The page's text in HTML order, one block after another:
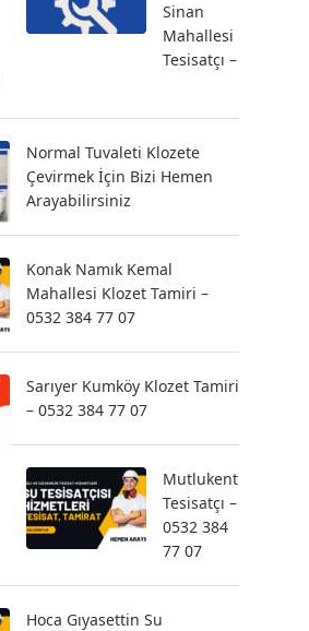
Sinan
Mahallesi
Tesisatçı –
Normal Tuvaleti Klozete
Çevirmek İçin Bizi Hemen
Arayabilirsiniz
Konak Namık Kemal
Mahallesi Klozet Tamiri –
0532 384 77 07
Sarıyer Kumköy Klozet Tamiri
– 0532 384 77 07
Mutlukent
Tesisatçı –
0532 384
77 07
Hoca Gıyasettin Su